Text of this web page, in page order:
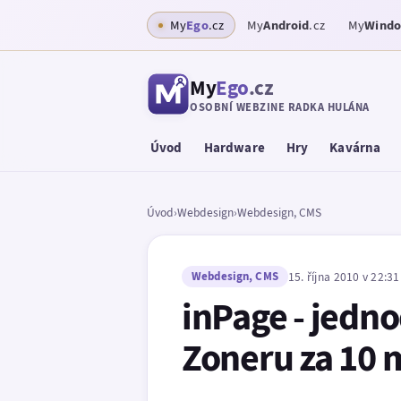
MyEgo.cz MyAndroid.cz My
MyEgo.cz
OSOBNÍ WEBZINE RADKA HULÁNA
Úvod Hardware Hry Kavárna
Úvod›Webdesign›Webdesign, CMS
Webdesign, CMS 15. října 2010 v 22:31
inPage -
Zoneru za 10